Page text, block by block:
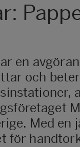
en
och
Med
för